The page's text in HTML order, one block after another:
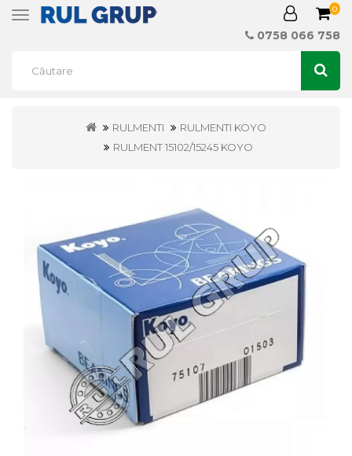
Toggle
0
0758 066 758
RULMENTI
RULMENTI KOYO
RULMENT 15102/15245 KOYO